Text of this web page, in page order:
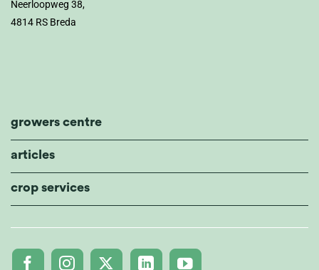
Neerloopweg 38,
4814 RS Breda
growers centre
articles
crop services